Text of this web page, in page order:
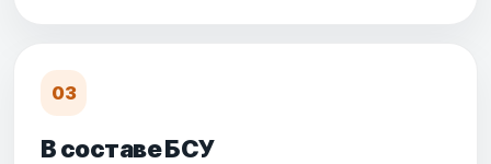
03
В составе БСУ